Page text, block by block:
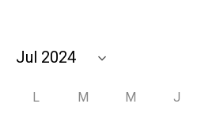
L M M J